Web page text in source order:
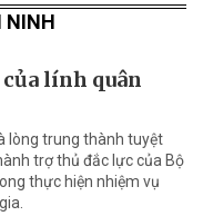
NINH
lính quân
lòng trung thành tuyệt
trợ thủ đắc lực của Bộ
thực hiện nhiệm vụ